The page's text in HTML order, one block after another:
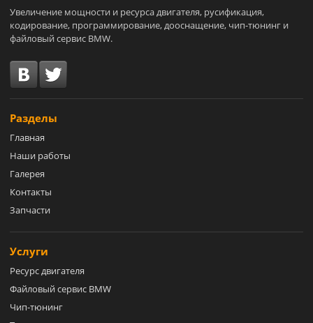
Увеличение мощности и ресурса двигателя, русификация,
кодирование, программирование, дооснащение, чип-тюнинг и
файловый сервис BMW.
Разделы
Главная
Наши работы
Галерея
Контакты
Запчасти
Услуги
Ресурс двигателя
Файловый сервис BMW
Чип-тюнинг